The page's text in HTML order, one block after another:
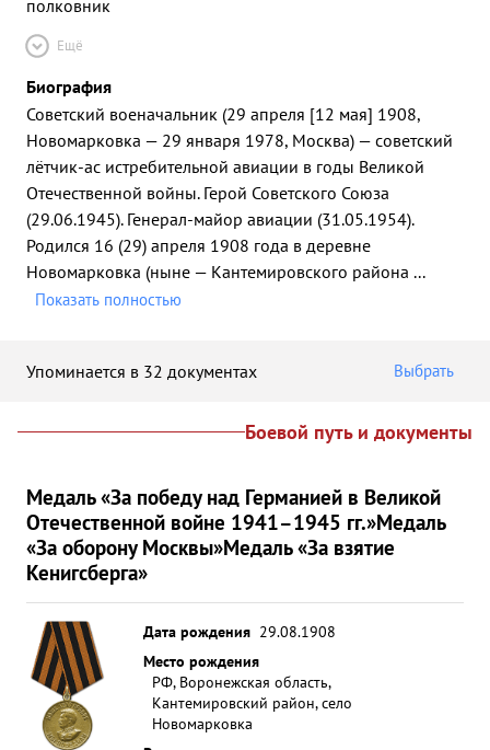
полковник
Ещё
Биография
Советский военачальник (29 апреля [12 мая] 1908,
Новомарковка — 29 января 1978, Москва) — советский
лётчик-ас истребительной авиации в годы Великой
Отечественной войны. Герой Советского Союза
(29.06.1945). Генерал-майор авиации (31.05.1954).
Родился 16 (29) апреля 1908 года в деревне
Новомарковка (ныне — Кантемировского района ...
Показать полностью
Упоминается в 32 документах Выбрать
Боевой путь и документы
Медаль «За победу над Германией в Великой
Отечественной войне 1941–1945 гг.»Медаль
«За оборону Москвы»Медаль «За взятие
Кенигсберга»
Дата рождения 29.08.1908
Место рождения
РФ, Воронежская область,
Кантемировский район, село
Новомарковка